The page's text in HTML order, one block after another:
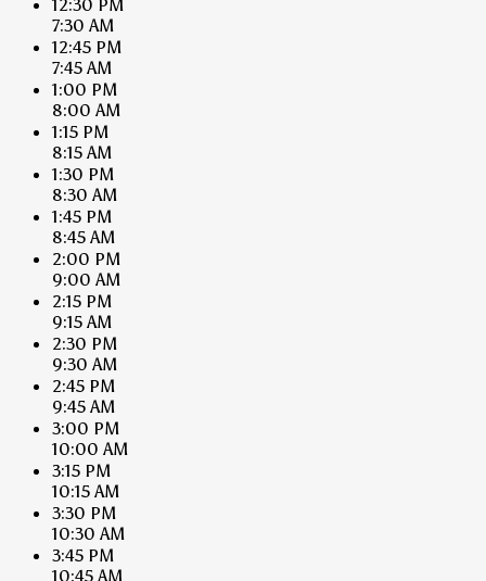
12:30 PM
7:30 AM
12:45 PM
7:45 AM
1:00 PM
8:00 AM
1:15 PM
8:15 AM
1:30 PM
8:30 AM
1:45 PM
8:45 AM
2:00 PM
9:00 AM
2:15 PM
9:15 AM
2:30 PM
9:30 AM
2:45 PM
9:45 AM
3:00 PM
10:00 AM
3:15 PM
10:15 AM
3:30 PM
10:30 AM
3:45 PM
10:45 AM